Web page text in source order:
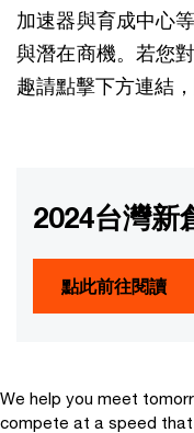
加速器與育成中心
與潛在商機。若您
趣請點擊下方連結
2024台灣新
點此前往閱讀
We help you meet
compete at a speed